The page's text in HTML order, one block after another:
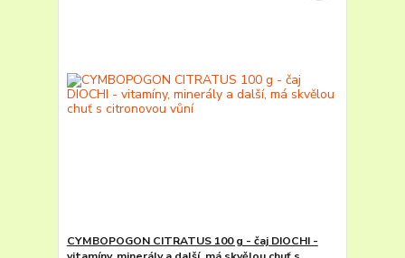
CYMBOPOGON CITRATUS 100 g - čaj DIOCHI -